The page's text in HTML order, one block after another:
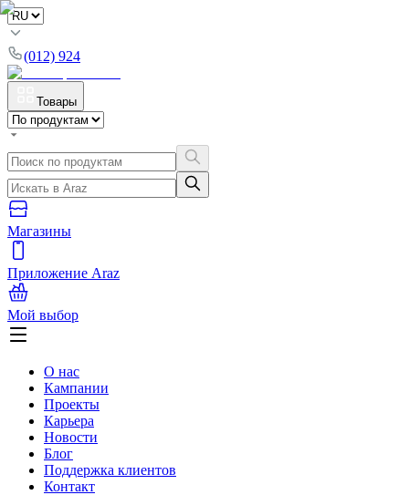
(012) 924
Товары
Магазины
Приложение Araz
Мой выбор
О нас
Кампании
Проекты
Карьера
Новости
Блог
Поддержка клиентов
Контакт